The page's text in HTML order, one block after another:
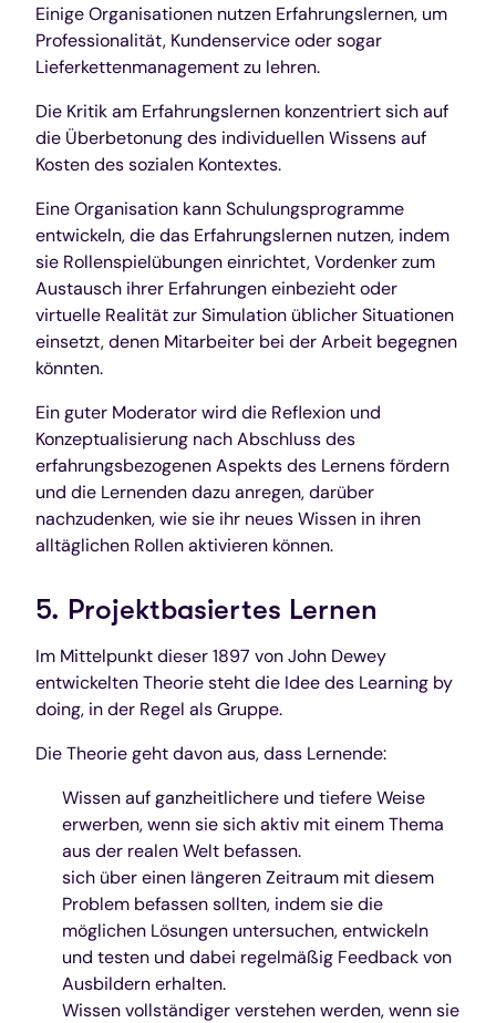
Einige Organisationen nutzen Erfahrungslernen, um
Professionalität, Kundenservice oder sogar
Lieferkettenmanagement zu lehren.
Die Kritik am Erfahrungslernen konzentriert sich auf
die Überbetonung des individuellen Wissens auf
Kosten des sozialen Kontextes.
Eine Organisation kann Schulungsprogramme
entwickeln, die das Erfahrungslernen nutzen, indem
sie Rollenspielübungen einrichtet, Vordenker zum
Austausch ihrer Erfahrungen einbezieht oder
virtuelle Realität zur Simulation üblicher Situationen
einsetzt, denen Mitarbeiter bei der Arbeit begegnen
könnten.
Ein guter Moderator wird die Reflexion und
Konzeptualisierung nach Abschluss des
erfahrungsbezogenen Aspekts des Lernens fördern
und die Lernenden dazu anregen, darüber
nachzudenken, wie sie ihr neues Wissen in ihren
alltäglichen Rollen aktivieren können.
5. Projektbasiertes Lernen
Im Mittelpunkt dieser 1897 von John Dewey
entwickelten Theorie steht die Idee des Learning by
doing, in der Regel als Gruppe.
Die Theorie geht davon aus, dass Lernende:
Wissen auf ganzheitlichere und tiefere Weise
erwerben, wenn sie sich aktiv mit einem Thema
aus der realen Welt befassen.
sich über einen längeren Zeitraum mit diesem
Problem befassen sollten, indem sie die
möglichen Lösungen untersuchen, entwickeln
und testen und dabei regelmäßig Feedback von
Ausbildern erhalten.
Wissen vollständiger verstehen werden, wenn sie